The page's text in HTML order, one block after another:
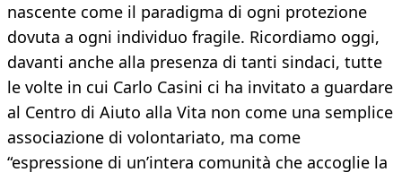
nascente come il paradigma di ogni protezione
dovuta a ogni individuo fragile. Ricordiamo oggi,
davanti anche alla presenza di tanti sindaci, tutte
le volte in cui Carlo Casini ci ha invitato a guardare
al Centro di Aiuto alla Vita non come una semplice
associazione di volontariato, ma come
“espressione di un’intera comunità che accoglie la